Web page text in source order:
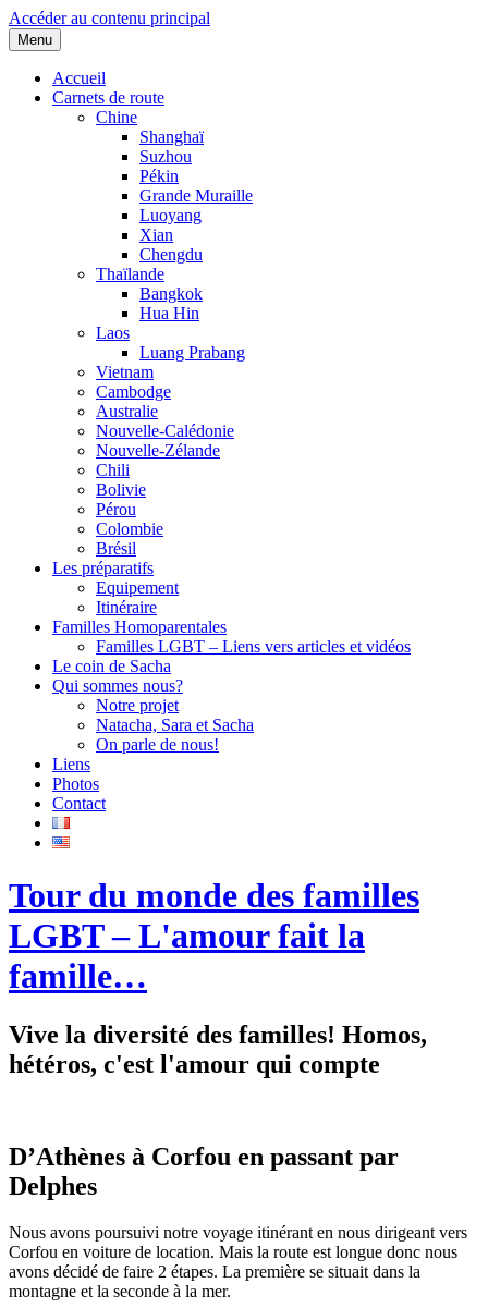
Accéder au contenu principal
Menu
Accueil
Carnets de route
Chine
Shanghaï
Suzhou
Pékin
Grande Muraille
Luoyang
Xian
Chengdu
Thaïlande
Bangkok
Hua Hin
Laos
Luang Prabang
Vietnam
Cambodge
Australie
Nouvelle-Calédonie
Nouvelle-Zélande
Chili
Bolivie
Pérou
Colombie
Brésil
Les préparatifs
Equipement
Itinéraire
Familles Homoparentales
Familles LGBT – Liens vers articles et vidéos
Le coin de Sacha
Qui sommes nous?
Notre projet
Natacha, Sara et Sacha
On parle de nous!
Liens
Photos
Contact
Tour du monde des familles
LGBT – L'amour fait la
famille…
Vive la diversité des familles! Homos,
hétéros, c'est l'amour qui compte
D’Athènes à Corfou en passant par
Delphes
Nous avons poursuivi notre voyage itinérant en nous dirigeant vers
Corfou en voiture de location. Mais la route est longue donc nous
avons décidé de faire 2 étapes. La première se situait dans la
montagne et la seconde à la mer.